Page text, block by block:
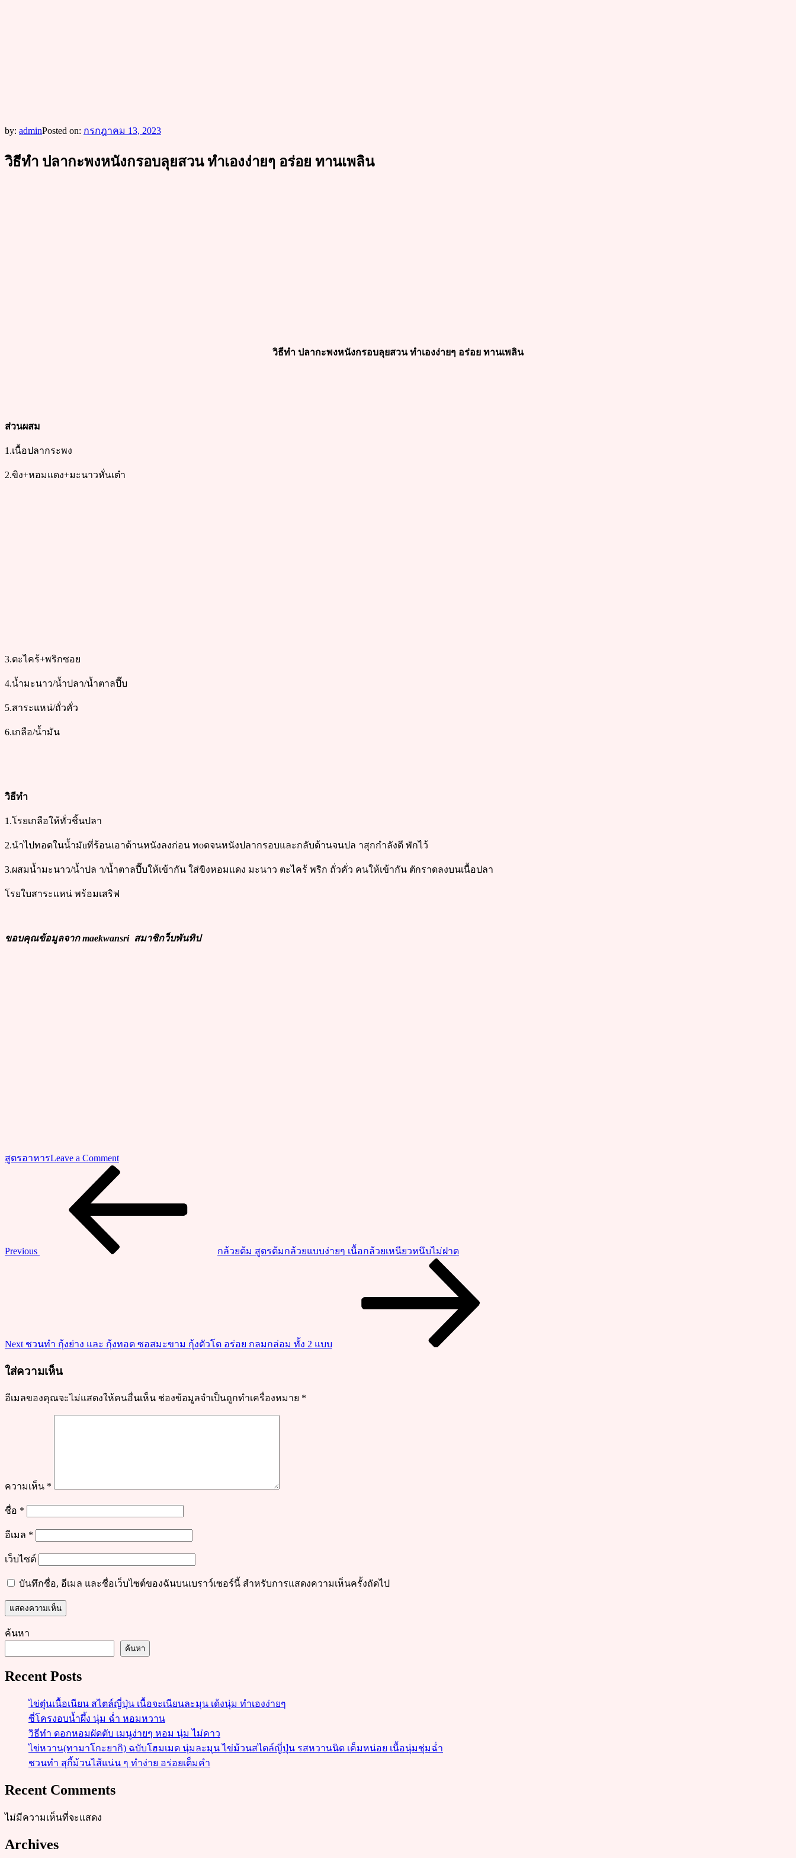
by: adminPosted on: กรกฎาคม 13, 2023
วิธีทำ ปลากะพงหนังกรอบลุยสวน ทำเองง่ายๆ อร่อย ทานเพลิน
วิธีทำ ปลากะพงหนังกรอบลุยสวน ทำเองง่ายๆ อร่อย ทานเพลิน
ส่วนผสม
1.เนื้อปลากระพง
2.ขิง+หอมแดง+มะนาวหั่นเต๋า
3.ตะไคร้+พริกซอย
4.น้ำมะนาว/น้ำปลา/น้ำตาลปี๊บ
5.สาระแหน่/ถั่วคั่ว
6.เกลือ/น้ำมัน
วิธีทำ
1.โรยเกลือให้ทั่วชิ้นปลา
2.นำไปทอดในน้ำมัuที่ร้อนเอาด้านหนังลงก่อน ทoดจนหนังปลากรอบและกลับด้านจนปล าสุกกำลังดี พักไว้
3.ผสมน้ำมะนาว/น้ำปล า/น้ำตาลปี๊บให้เข้ากัน ใส่ขิงหอมแดง มะนาว ตะไคร้ พริก ถั่วคั่ว คนให้เข้ากัน ตักราดลงบนเนื้อปลา
โรยใบสาระแหน่ พร้อมเสริฟ
ขอบคุณข้อมูลจาก maekwansri สมาชิกว็บพันทิป
สูตรอาหารLeave a Commenton
วิธี
ทาน
Previous
กล้วยต้ม สูตรต้มกล้วยแบบง่ายๆ เนื้อกล้วยเหนียวหนึบไม่ฝาด
Next ชวนทำ กุ้งย่าง และ กุ้งทอด ซอสมะขาม กุ้งตัวโต อร่อย กลมกล่อม ทั้ง 2 แบบ
ใส่ความเห็น
อีเมลของคุณจะไม่แสดงให้คนอื่นเห็น ช่องข้อมูลจำเป็นถูกทำเครื่องหมาย *
ความเห็น *
ชื่อ *
อีเมล *
เว็บไซต์
บันทึกชื่อ, อีเมล และชื่อเว็บไซต์ของฉันบนเบราว์เซอร์นี้ สำหรับการแสดงความเห็นครั้งถัดไป
ค้นหา
ค้นหา
Recent Posts
ไข่ตุ๋นเนื้อเนียน สไตล์ญี่ปุ่น เนื้อจะเนียนละมุน เด้งนุ่ม ทำเองง่ายๆ
ซี่โครงอบน้ำผึ้ง นุ่ม ฉ่ำ หอมหวาน
วิธีทำ ดอกหอมผัดตับ เมนูง่ายๆ หอม นุ่ม ไม่คาว
ไข่หวาน(ทามาโกะยากิ) ฉบับโฮมเมด นุ่มละมุน ไข่ม้วนสไตล์ญี่ปุ่น รสหวานนิด เค็มหน่อย เนื้อนุ่มชุ่มฉ่ำ
ชวนทำ สุกี้ม้วนไส้แน่น ๆ ทำง่าย อร่อยเต็มคำ
Recent Comments
ไม่มีความเห็นที่จะแสดง
Archives